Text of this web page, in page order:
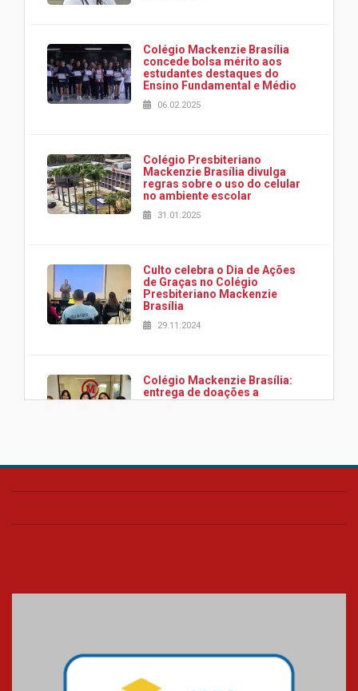
Colégio Mackenzie Brasília
concede bolsa mérito aos
estudantes destaques do
Ensino Fundamental e Médio
06.02.2025
Colégio Presbiteriano
Mackenzie Brasília divulga
regras sobre o uso do celular
no ambiente escolar
31.01.2025
Culto celebra o Dia de Ações
de Graças no Colégio
Presbiteriano Mackenzie
Brasília
29.11.2024
Colégio Mackenzie Brasília:
entrega de doações a
associação Viver da Cidade
Colégio Presbiteriano
os funcionários
07.11.2024